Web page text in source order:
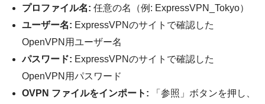
プロファイル名: 任意の名（例: ExpressVPN_Tokyo）
ユーザー名: ExpressVPNのサイトで確認した
OpenVPN用ユーザー名
パスワード: ExpressVPNのサイトで確認した
OpenVPN用パスワード
OVPN ファイルをインポート: 「参照」ボタンを押し、